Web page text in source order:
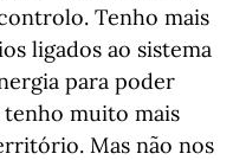
Tenho mais
ligados ao sistema
para poder
muito mais
Mas não nos